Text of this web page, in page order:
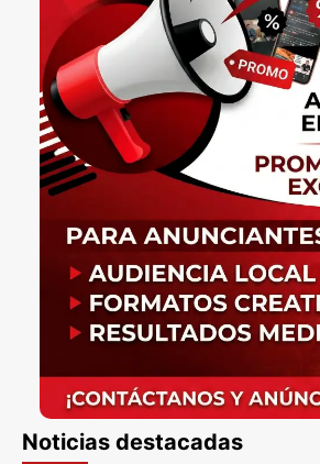
Noticias destacadas